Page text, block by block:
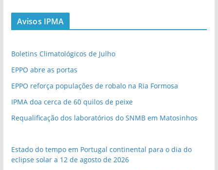
Avisos IPMA
Boletins Climatológicos de Julho
EPPO abre as portas
EPPO reforça populações de robalo na Ria Formosa
IPMA doa cerca de 60 quilos de peixe
Requalificação dos laboratórios do SNMB em Matosinhos
Estado do tempo em Portugal continental para o dia do
eclipse solar a 12 de agosto de 2026